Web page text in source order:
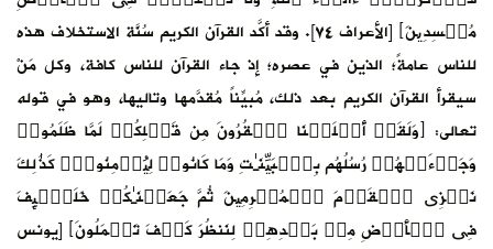
الاستخلاف هذه
وكل مَنْ
وهو في قوله
ظَلَمُوا۟
كَذَ ٰ⁠لِكَ
خَلَـٰۤىِٕفَ
[يونس